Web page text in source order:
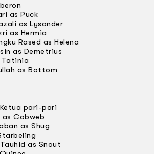
as Puck
as Lysander
as Hermia
Rased as Helena
as Demetrius
Tatinia
as Bottom
pari-pari
Cobweb
as Shug
as Snout